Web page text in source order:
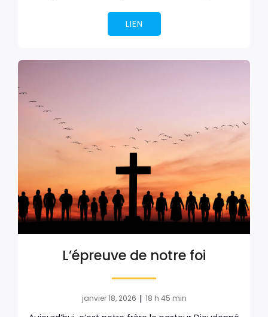
LIEN
L’épreuve de notre foi
janvier 18, 2026 | 18 h 45 min